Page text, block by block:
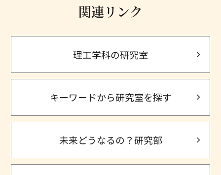
関連リンク
理工学科の研究室
キーワードから研究室を探す
未来どうなるの？研究部